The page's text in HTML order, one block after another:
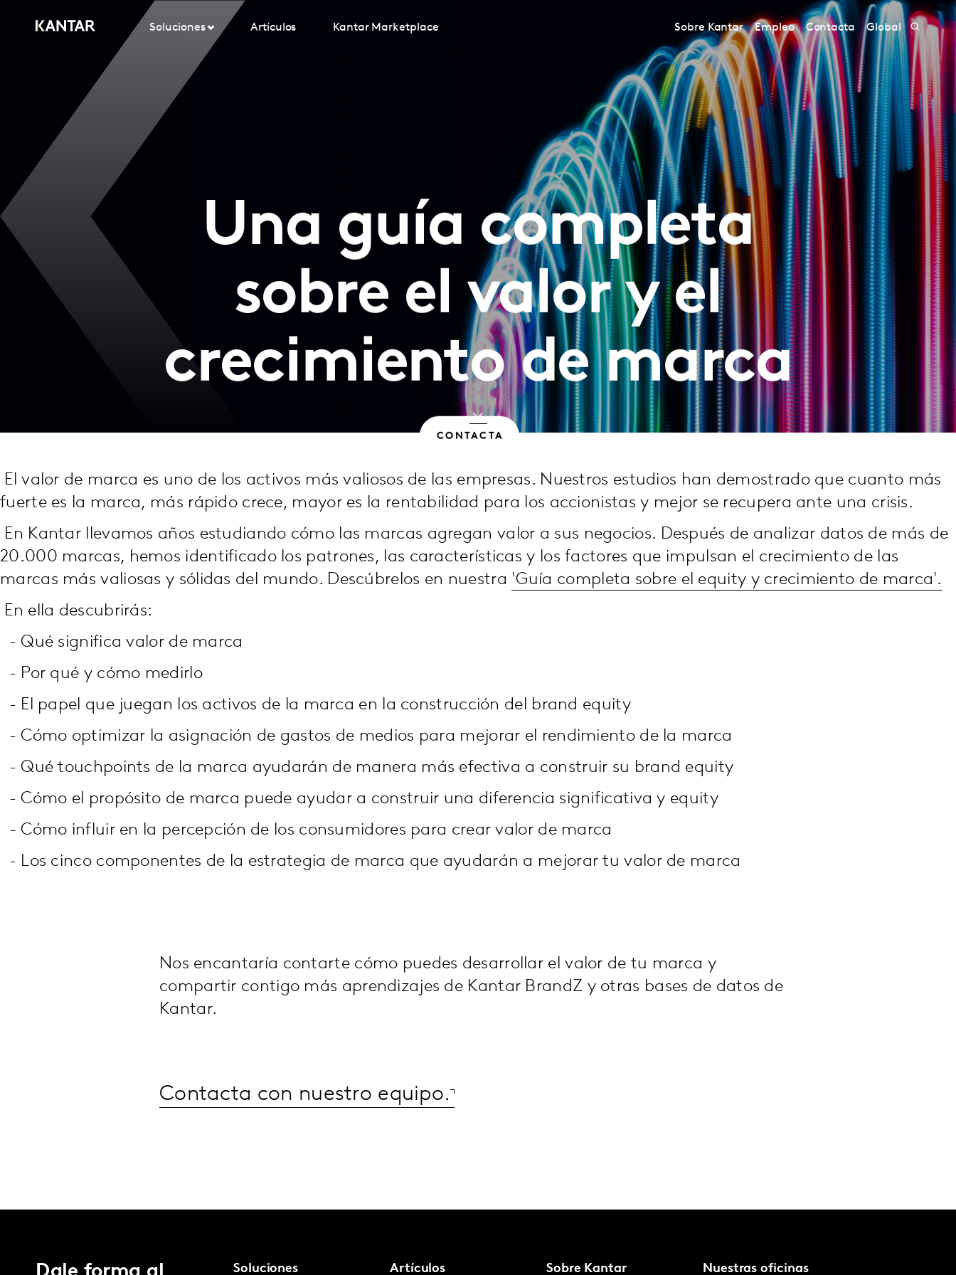
Soluciones Artículos Kantar Marketplace Sobre Kantar Empleo Contacta Global
Una guía completa
sobre el valor y el
crecimiento de marca
CONTACTA
El valor de marca es uno de los activos más valiosos de las empresas. Nuestros estudios han demostrado que cuanto más
fuerte es la marca, más rápido crece, mayor es la rentabilidad para los accionistas y mejor se recupera ante una crisis.
En Kantar llevamos años estudiando cómo las marcas agregan valor a sus negocios. Después de analizar datos de más de
20.000 marcas, hemos identificado los patrones, las características y los factores que impulsan el crecimiento de las
marcas más valiosas y sólidas del mundo. Descúbrelos en nuestra 'Guía completa sobre el equity y crecimiento de marca'.
En ella descubrirás:
- Qué significa valor de marca
- Por qué y cómo medirlo
- El papel que juegan los activos de la marca en la construcción del brand equity
- Cómo optimizar la asignación de gastos de medios para mejorar el rendimiento de la marca
- Qué touchpoints de la marca ayudarán de manera más efectiva a construir su brand equity
- Cómo el propósito de marca puede ayudar a construir una diferencia significativa y equity
- Cómo influir en la percepción de los consumidores para crear valor de marca
- Los cinco componentes de la estrategia de marca que ayudarán a mejorar tu valor de marca
Nos encantaría contarte cómo puedes desarrollar el valor de tu marca y
compartir contigo más aprendizajes de Kantar BrandZ y otras bases de datos de
Kantar.
Contacta con nuestro equipo.
Soluciones Artículos Sobre Kantar Nuestras oficinas